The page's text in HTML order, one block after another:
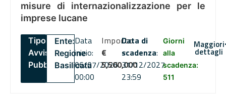
misure di internazionalizzazione per le
imprese lucane
Tipo:
Avviso
Pubblico
Ente:
Regione
Basilicata
Data
inizio:
06/07/2026
00:00
Importo
€
5,500,000
Data di
scadenza:
31/12/2027
23:59
Giorni
alla
scadenza:
511
Maggiori
dettagli